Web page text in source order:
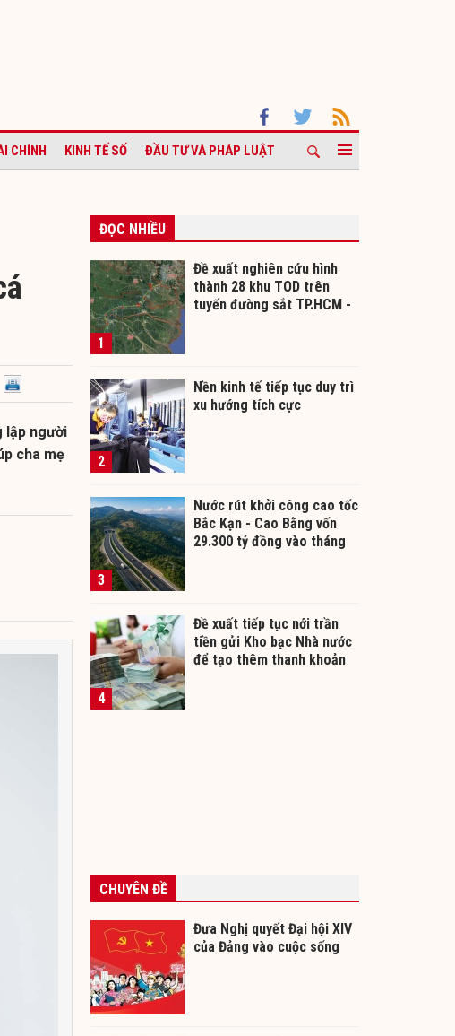
CHÍNH KINH TẾ SỐ ĐẦU TƯ VÀ PHÁP LUẬT
lập người
cha mẹ
ĐỌC NHIỀU
1
Đề xuất nghiên cứu hình
thành 28 khu TOD trên
tuyến đường sắt TP.HCM -
2
Nền kinh tế tiếp tục duy trì
xu hướng tích cực
3
Nước rút khởi công cao tốc
Bắc Kạn - Cao Bằng vốn
29.300 tỷ đồng vào tháng
4
Đề xuất tiếp tục nới trần
tiền gửi Kho bạc Nhà nước
để tạo thêm thanh khoản
CHUYÊN ĐỀ
Đưa Nghị quyết Đại hội XIV
của Đảng vào cuộc sống